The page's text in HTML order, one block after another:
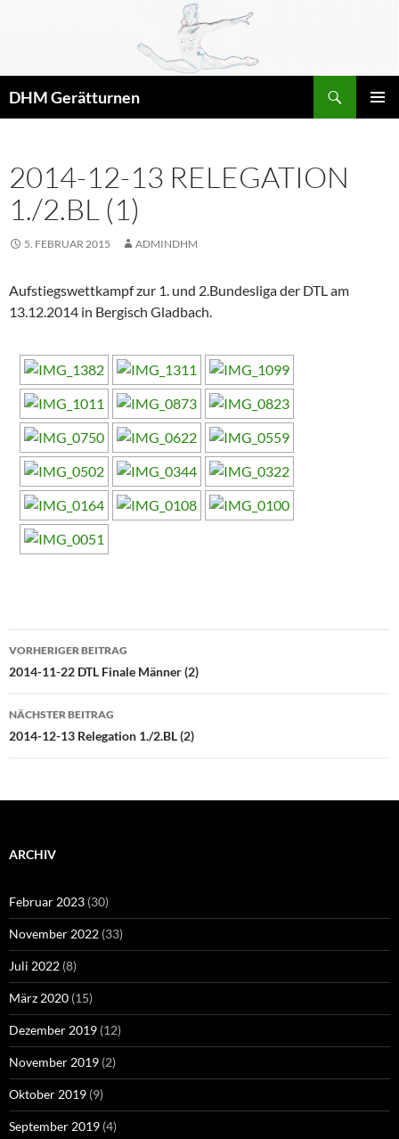
DHM Gerätturnen
2014-12-13 RELEGATION
1./2.BL (1)
5. FEBRUAR 2015 ADMINDHM
Aufstiegswettkampf zur 1. und 2.Bundesliga der DTL am
13.12.2014 in Bergisch Gladbach.
Beitragsnavigation
VORHERIGER BEITRAG
2014-11-22 DTL Finale Männer (2)
NÄCHSTER BEITRAG
2014-12-13 Relegation 1./2.BL (2)
ARCHIV
Februar 2023 (30)
November 2022 (33)
Juli 2022 (8)
März 2020 (15)
Dezember 2019 (12)
November 2019 (2)
Oktober 2019 (9)
September 2019 (4)